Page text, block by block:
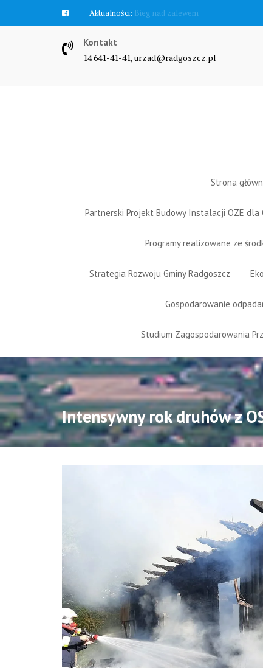
Aktualności: Zawyją syreny
Kontakt
14 641-41-41, urzad@radgoszcz.pl
Strona
Partnerski Projekt Budowy Instalacji OZE dla
Programy realizowane ze
Strategia Rozwoju Gminy Radgoszcz
Gospodarowanie
Studium Zagospodarowania
Intensywny rok druhów z